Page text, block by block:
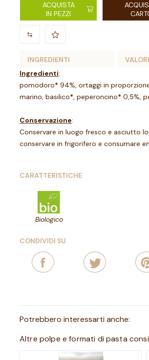
ACQUISTA
IN PEZZI
INGREDIENTI
Ingredienti:
pomodoro* 94%, ortaggi in
marino, basilico*, peperoncino* 0,5%,
Conservazione:
Conservare in luogo fresco e asciutto
conservare in frigorifero e consumare
CARATTERISTICHE
Biologico
CONDIVIDI SU
Potrebbero interessarti anche:
Altre polpe e formati di pasta